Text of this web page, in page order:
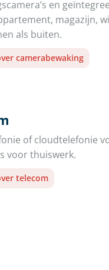
en
magazijn,
als buiten.
camerabewaking
of cloudtelefonie
voor thuiswerk.
telecom